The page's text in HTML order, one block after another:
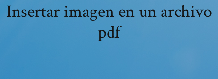
Insertar imagen en un archivo
pdf